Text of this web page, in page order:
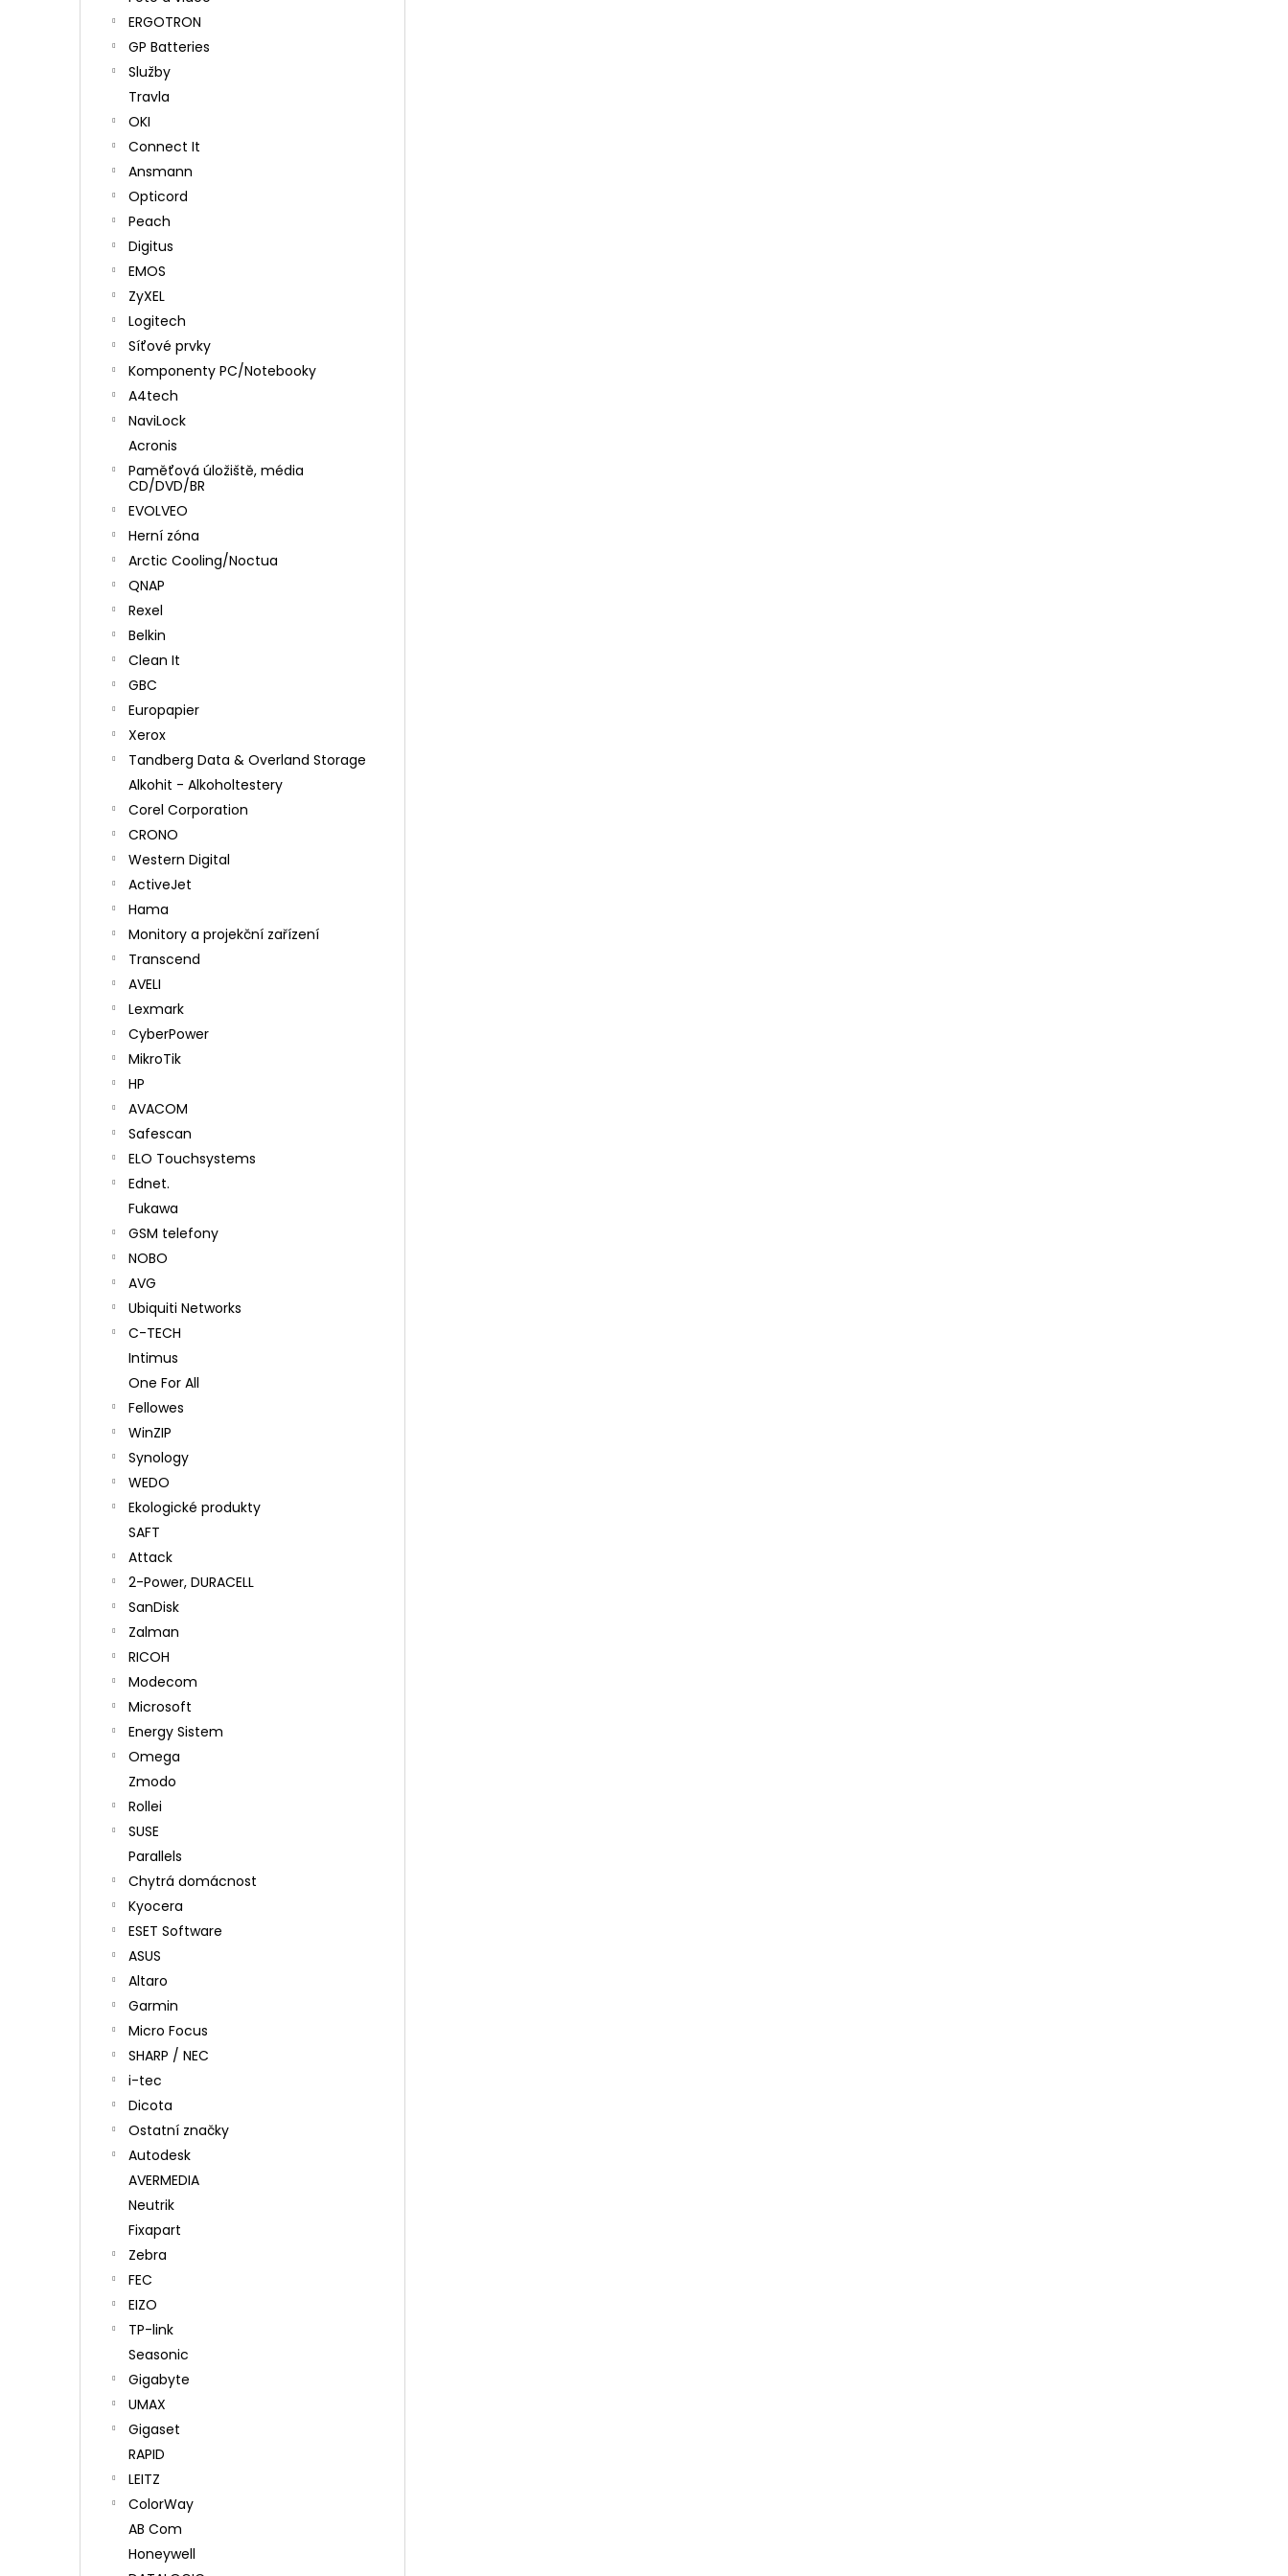
ERGOTRON
GP Batteries
Služby
Travla
OKI
Connect It
Ansmann
Opticord
Peach
Digitus
EMOS
ZyXEL
Logitech
Síťové prvky
Komponenty PC/Notebooky
A4tech
NaviLock
Acronis
Paměťová úložiště, média
CD/DVD/BR
EVOLVEO
Herní zóna
Arctic Cooling/Noctua
QNAP
Rexel
Belkin
Clean It
GBC
Europapier
Xerox
Tandberg Data & Overland Storage
Alkohit - Alkoholtestery
Corel Corporation
CRONO
Western Digital
ActiveJet
Hama
Monitory a projekční zařízení
Transcend
AVELI
Lexmark
CyberPower
MikroTik
HP
AVACOM
Safescan
ELO Touchsystems
Ednet.
Fukawa
GSM telefony
NOBO
AVG
Ubiquiti Networks
C-TECH
Intimus
One For All
Fellowes
WinZIP
Synology
WEDO
Ekologické produkty
SAFT
Attack
2-Power, DURACELL
SanDisk
Zalman
RICOH
Modecom
Microsoft
Energy Sistem
Omega
Zmodo
Rollei
SUSE
Parallels
Chytrá domácnost
Kyocera
ESET Software
ASUS
Altaro
Garmin
Micro Focus
SHARP / NEC
i-tec
Dicota
Ostatní značky
Autodesk
AVERMEDIA
Neutrik
Fixapart
Zebra
FEC
EIZO
TP-link
Seasonic
Gigabyte
UMAX
Gigaset
RAPID
LEITZ
ColorWay
AB Com
Honeywell